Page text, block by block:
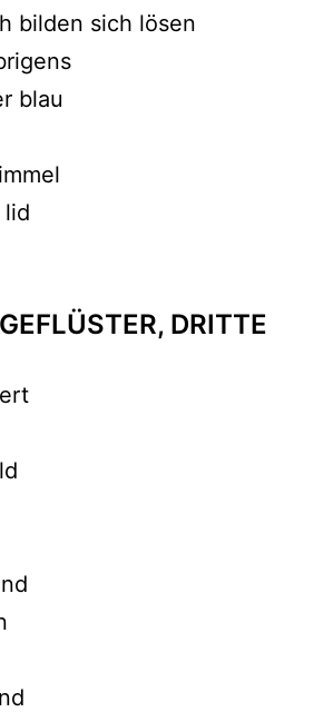
bilden sich lösen
blau
lid
DRITTE